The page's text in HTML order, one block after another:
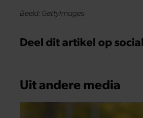
Beeld: GettyImages
Deel dit artikel op
Uit andere media